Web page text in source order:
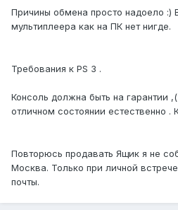
Причины обмена просто надоело :)
мультиплеера как на ПК нет нигде.
Требования к PS 3 .
Консоль должна быть на гарантии
отличном состоянии естественно .
Повторюсь продавать Ящик я не
Москва. Только при личной
почты.